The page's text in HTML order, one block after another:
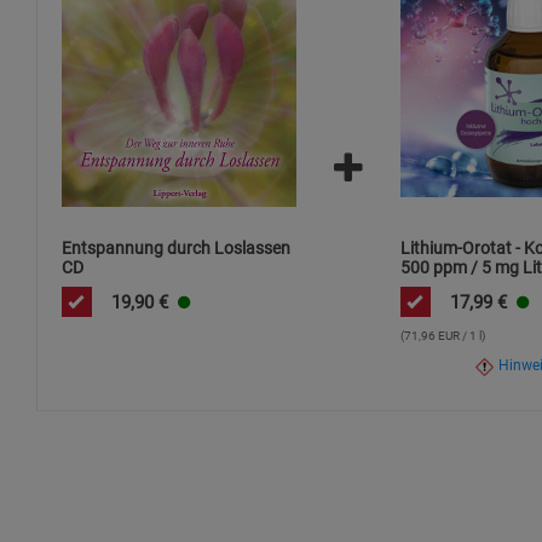
Entspannung durch Loslassen
CD
19,90 €
Lithium-Orotat -
500 ppm / 5 mg
ml / hochdosiert
17,99 €
(71,96 EUR / 1 l)